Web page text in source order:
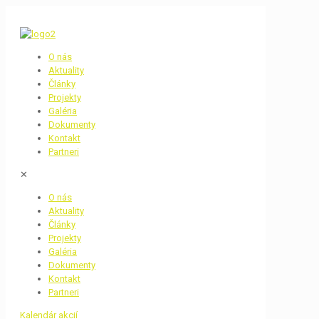
O nás
Aktuality
Články
Projekty
Galéria
Dokumenty
Kontakt
Partneri
✕
O nás
Aktuality
Články
Projekty
Galéria
Dokumenty
Kontakt
Partneri
Kalendár akcií